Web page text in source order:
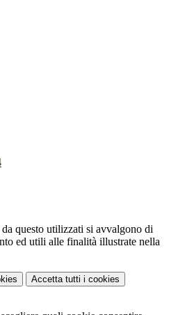
questo utilizzati si avvalgono di
ed utili alle finalità illustrate nella
Accetta tutti i cookies